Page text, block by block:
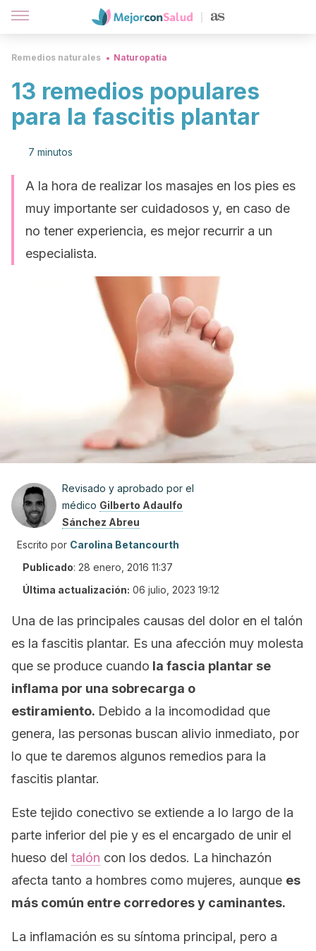
Remedios naturales Naturopatía
13 remedios populares
para la fascitis plantar
7 minutos
A la hora de realizar los masajes en los pies es
muy importante ser cuidadosos y, en caso de
no tener experiencia, es mejor recurrir a un
especialista.
Revisado y aprobado por el
médico Gilberto Adaulfo
Sánchez Abreu
Escrito por Carolina Betancourth
Publicado: 28 enero, 2016 11:37
Última actualización: 06 julio, 2023 19:12
Una de las principales causas del dolor en el talón
es la fascitis plantar. Es una afección muy molesta
que se produce cuando la fascia plantar se
inflama por una sobrecarga o
estiramiento. Debido a la incomodidad que
genera, las personas buscan alivio inmediato, por
lo que te daremos algunos remedios para la
fascitis plantar.
Este tejido conectivo se extiende a lo largo de la
parte inferior del pie y es el encargado de unir el
hueso del talón con los dedos. La hinchazón
afecta tanto a hombres como mujeres, aunque es
más común entre corredores y caminantes.
La inflamación es su síntoma principal, pero a